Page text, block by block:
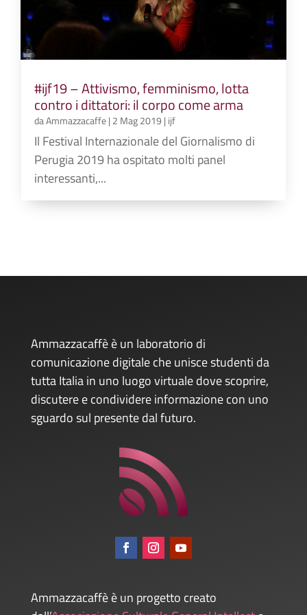
#ijf19 – Attivismo, femminismo, lotta
contro i dittatori: il corpo come arma
daAmmazzacaffe| 2 Mag 2019 | ijf
Il Festival Internazionale del Giornalismo di
Perugia 2019 ha ospitato molti panel
interessanti,...
Ammazzacaffè è un laboratorio di
comunicazione digitale che unisce studenti da
tutta Italia in uno luogo virtuale dove scoprire,
discutere e condividere informazione con uno
sguardo sul presente dal futuro.
Ammazzacaffè è un progetto creato